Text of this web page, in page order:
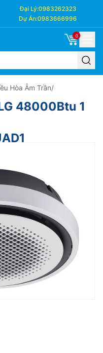
Đại Lý:0983262323
Dự Án:0983666996
0
Hòa Âm Trần/
48000Btu 1